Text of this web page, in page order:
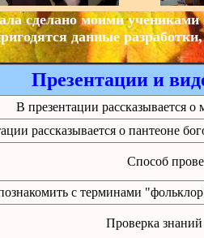
сделано моими
данные
Презентации и
В презентации рассказывается
рассказывается о пантеоне
Способ
с терминами
Проверка